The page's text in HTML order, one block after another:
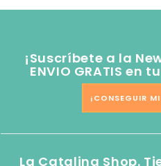
¡Suscríbete a la
ENVIO GRATIS en
¡CONSEGUIR
La Catalina Shop.